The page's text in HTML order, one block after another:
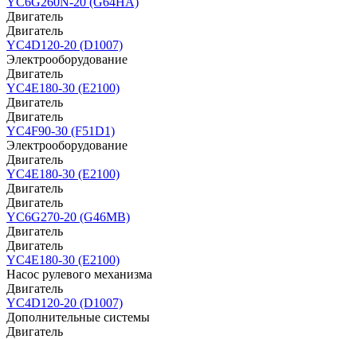
Двигатель
Двигатель
YC4D120-20 (D1007)
Электрооборудование
Двигатель
YC4E180-30 (E2100)
Двигатель
Двигатель
YC4F90-30 (F51D1)
Электрооборудование
Двигатель
YC4E180-30 (E2100)
Двигатель
Двигатель
YC6G270-20 (G46MB)
Двигатель
Двигатель
YC4E180-30 (E2100)
Насос рулевого механизма
Двигатель
YC4D120-20 (D1007)
Дополнительные системы
Двигатель